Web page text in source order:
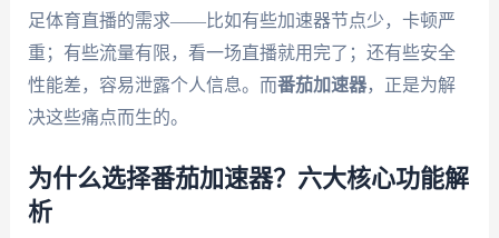
足体育直播的需求——比如有些加速器节点少，卡顿严
重；有些流量有限，看一场直播就用完了；还有些安全
性能差，容易泄露个人信息。而番茄加速器，正是为解
决这些痛点而生的。
为什么选择番茄加速器？六大核心功能解
析